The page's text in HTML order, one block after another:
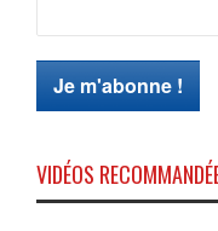
VIDÉOS